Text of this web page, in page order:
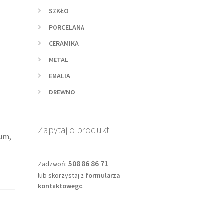
SZKŁO
PORCELANA
CERAMIKA
METAL
EMALIA
DREWNO
Zapytaj o produkt
Zadzwoń: 508 86 86 71
lub skorzystaj z formularza
kontaktowego.